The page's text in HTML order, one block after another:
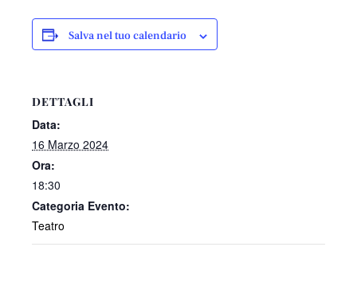
Salva nel tuo calendario
DETTAGLI
Data:
16 Marzo 2024
Ora:
18:30
Categoria Evento:
Teatro